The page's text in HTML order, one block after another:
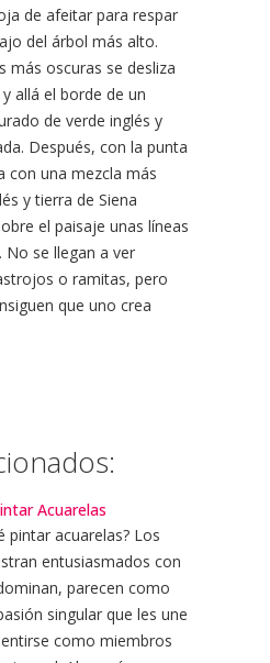
de afeitar para respar
del árbol más alto.
más oscuras se desliza
allá el borde de un
de verde inglés y
Después, con la punta
con una mezcla más
y tierra de Siena
el paisaje unas líneas
No se llegan a ver
o ramitas, pero
que uno crea
Acuarelas
pintar acuarelas? Los
entusiasmados con
parecen como
singular que les une
como miembros